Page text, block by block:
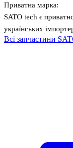
Приватна марка:
SATO tech є
українських
Всі запчастини